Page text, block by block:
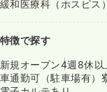
緩和医療科（ホスピス）
特徴で探す
新規オープン4週8休以
車通勤可（駐車場有）